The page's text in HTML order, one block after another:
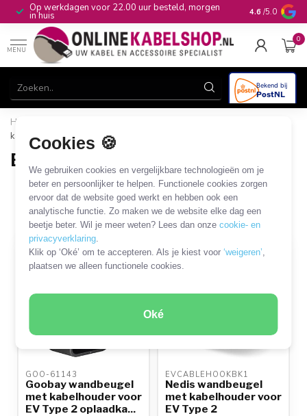
Cookies 🍪
We gebruiken cookies en vergelijkbare technologieën om je
beter en persoonlijker te helpen. Functionele cookies zorgen
ervoor dat de website goed werkt en hebben ook een
analytische functie. Zo maken we de website elke dag een
beetje beter. Wil je meer weten? Lees dan onzecookie- en
privacyverklaring.
Klik op ‘Oké’ om te accepteren. Als je kiest voor‘weigeren’,
plaatsen we alleen functionele cookies.
Oké
Op werkdagen voor 22.00 uur besteld, morgen
in huis 10+jaar
4.6 /5.0
MENU
0
Home
kabel houder
EV-kabel houder
4 PRODUCTEN
Filters SORTEER OP
GOO-61143
Goobay wandbeugel
met kabelhouder voor
EV Type 2 oplaadka...
EVCABLEHOOKBK1
Nedis wandbeugel
met kabelhouder voor
EV Type 2